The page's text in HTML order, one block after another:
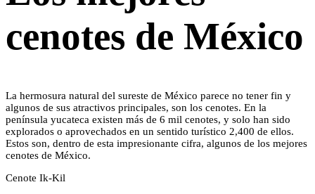
cenotes de México
La hermosura natural del sureste de México parece no tener fin y
algunos de sus atractivos principales, son los cenotes. En la
península yucateca existen más de 6 mil cenotes, y solo han sido
explorados o aprovechados en un sentido turístico 2,400 de ellos.
Estos son, dentro de esta impresionante cifra, algunos de los mejores
cenotes de México.
Cenote Ik-Kil